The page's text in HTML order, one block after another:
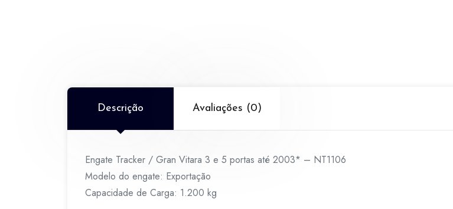
Descrição Avaliações (0)
Engate Tracker / Gran Vitara 3 e 5 portas até 2003* – NT1106
Modelo do engate: Exportação
Capacidade de Carga: 1.200 kg